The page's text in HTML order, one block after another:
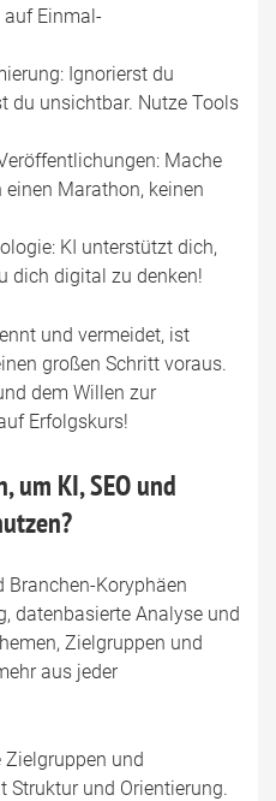
Einmal-
Ignorierst du
du unsichtbar. Nutze Tools
Mache
Marathon, keinen
KI unterstützt dich,
dich digital zu denken!
und vermeidet, ist
großen Schritt voraus.
dem Willen zur
Erfolgskurs!
um KI, SEO und
Koryphäen
datenbasierte Analyse und
Zielgruppen und
aus jeder
Zielgruppen und
und Orientierung.